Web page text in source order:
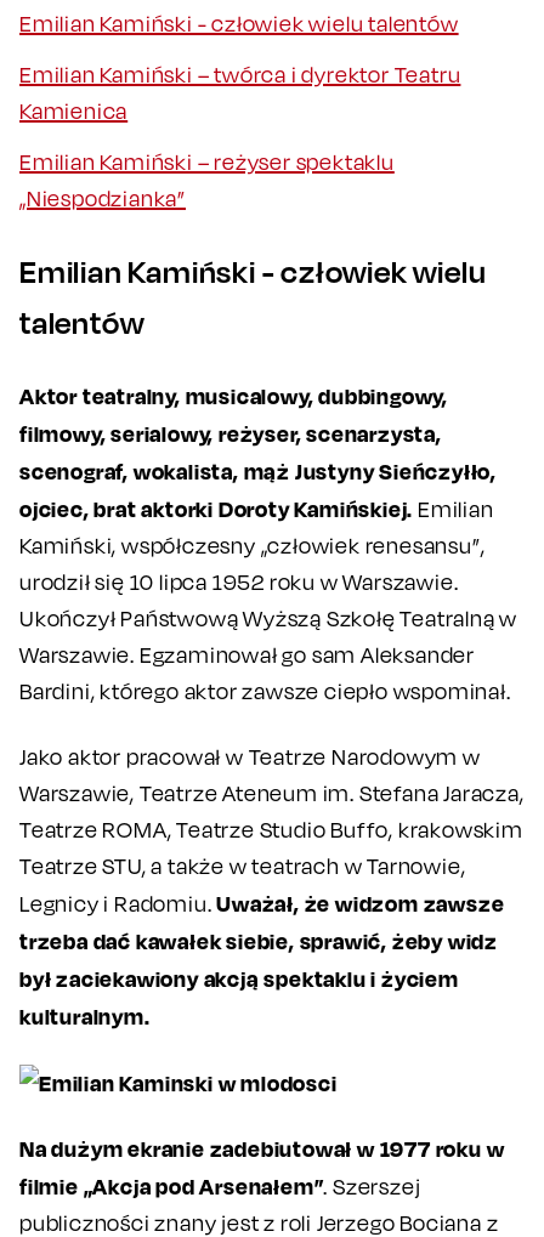
Emilian Kamiński - człowiek wielu talentów
Emilian Kamiński – twórca i dyrektor Teatru
Kamienica
Emilian Kamiński – reżyser spektaklu
„Niespodzianka”
Emilian Kamiński - człowiek wielu
talentów
Aktor teatralny, musicalowy, dubbingowy,
filmowy, serialowy, reżyser, scenarzysta,
scenograf, wokalista, mąż Justyny Sieńczyłło,
ojciec, brat aktorki Doroty Kamińskiej. Emilian
Kamiński, współczesny „człowiek renesansu”,
urodził się 10 lipca 1952 roku w Warszawie.
Ukończył Państwową Wyższą Szkołę Teatralną w
Warszawie. Egzaminował go sam Aleksander
Bardini, którego aktor zawsze ciepło wspominał.
Jako aktor pracował w Teatrze Narodowym w
Warszawie, Teatrze Ateneum im. Stefana Jaracza,
Teatrze ROMA, Teatrze Studio Buffo, krakowskim
Teatrze STU, a także w teatrach w Tarnowie,
Legnicy i Radomiu.Uważał, że widzom zawsze
trzeba dać kawałek siebie, sprawić, żeby widz
był zaciekawiony akcją spektaklu i życiem
kulturalnym.
Na dużym ekranie zadebiutował w 1977 roku w
filmie „Akcja pod Arsenałem”. Szerszej
publiczności znany jest z roli Jerzego Bociana z